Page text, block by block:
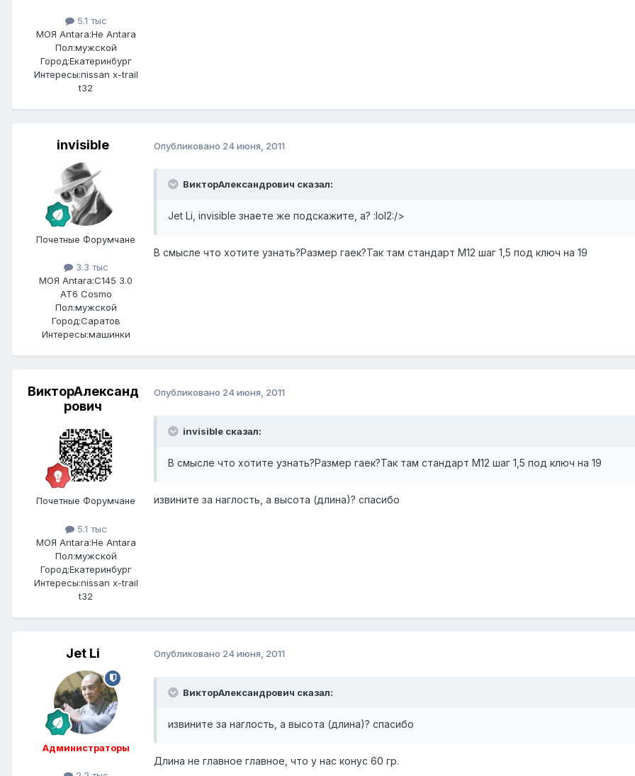
5.1 тыс
МОЯ Antara:Не Antara
Пол:мужской
Город:Екатеринбург
Интересы:nissan x-trail
t32
invisible
Почетные Форумчане
3.3 тыс
МОЯ Antara:C145 3.0
AT6 Cosmo
Пол:мужской
Город:Саратов
Интересы:машинки
Опубликовано 24 июня, 2011
ВикторАлександрович сказал:
Jet Li, invisible знаете же подскажите, а? :lol2:/>
В смысле что хотите узнать?Размер гаек?Так там стандарт М12 шаг 1,5 под ключ на 19
ВикторАлександ
рович
Почетные Форумчане
5.1 тыс
МОЯ Antara:Не Antara
Пол:мужской
Город:Екатеринбург
Интересы:nissan x-trail
t32
Опубликовано 24 июня, 2011
invisible сказал:
В смысле что хотите узнать?Размер гаек?Так там стандарт М12 шаг 1,5 под ключ на 19
извините за наглость, а высота (длина)? спасибо
Jet Li
Администраторы
Опубликовано 24 июня, 2011
ВикторАлександрович сказал:
извините за наглость, а высота (длина)? спасибо
Длина не главное главное, что у нас конус 60 гр.